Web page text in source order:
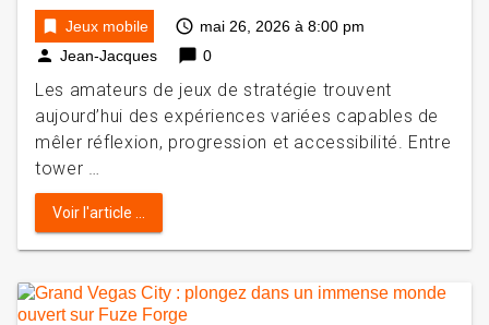
bookmark Jeux mobile access_time mai 26, 2026 à 8:00 pm
person Jean-Jacques chat_bubble 0
Les amateurs de jeux de stratégie trouvent
aujourd’hui des expériences variées capables de
mêler réflexion, progression et accessibilité. Entre
tower …
Voir l'article ...